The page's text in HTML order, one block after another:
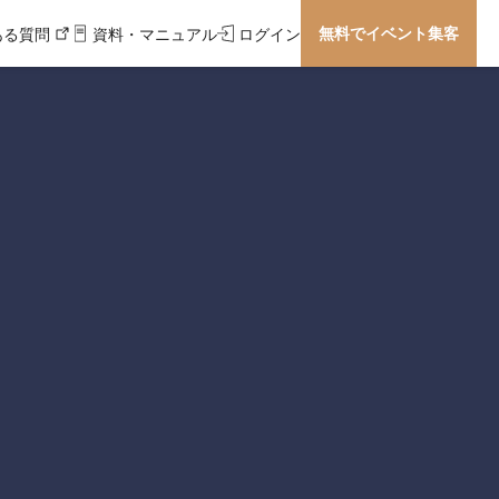
質問 資料・マニュアル ログイン 無料でイベント集客